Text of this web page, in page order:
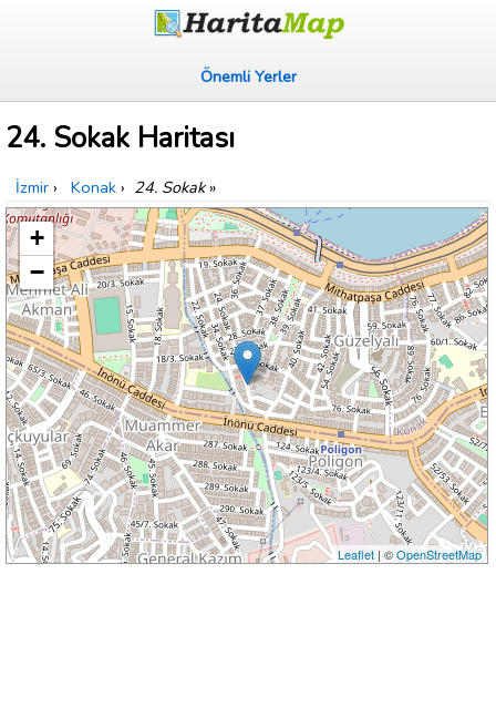
Önemli Yerler
24. Sokak Haritası
İzmir › Konak › 24. Sokak»
+
−
Leaflet| ©OpenStreetMap